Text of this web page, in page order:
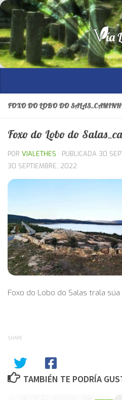
Saltar al contenido
FOXO DO LOBO DO
Foxo do Lobo do
POR VIALETHES · PUBLICADA 30
30 SEPTIEMBRE, 2022
Foxo do Lobo do Salas trala
SHARE
TAMBIÉN TE PODRÍA